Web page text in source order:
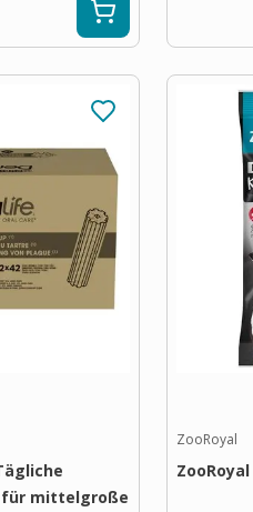
für mittelgroße
ZooRoyal